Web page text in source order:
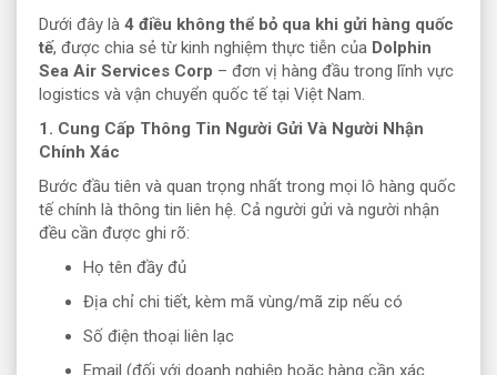
Dưới đây là 4 điều không thể bỏ qua khi gửi hàng quốc
tế, được chia sẻ từ kinh nghiệm thực tiễn của Dolphin
Sea Air Services Corp – đơn vị hàng đầu trong lĩnh vực
logistics và vận chuyển quốc tế tại Việt Nam.
1. Cung Cấp Thông Tin Người Gửi Và Người Nhận
Chính Xác
Bước đầu tiên và quan trọng nhất trong mọi lô hàng quốc
tế chính là thông tin liên hệ. Cả người gửi và người nhận
đều cần được ghi rõ:
Họ tên đầy đủ
Địa chỉ chi tiết, kèm mã vùng/mã zip nếu có
Số điện thoại liên lạc
Email (đối với doanh nghiệp hoặc hàng cần xác